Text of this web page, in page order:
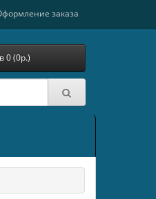
заказа
0 (0р.)